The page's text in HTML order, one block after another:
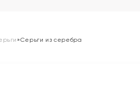
»Серьги из серебра